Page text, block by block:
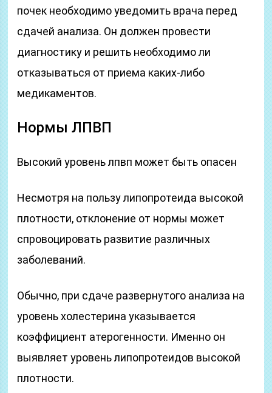
почек необходимо уведомить врача перед
сдачей анализа. Он должен провести
диагностику и решить необходимо ли
отказываться от приема каких-либо
медикаментов.
Нормы ЛПВП
Высокий уровень лпвп может быть опасен
Несмотря на пользу липопротеида высокой
плотности, отклонение от нормы может
спровоцировать развитие различных
заболеваний.
Обычно, при сдаче развернутого анализа на
уровень холестерина указывается
коэффициент атерогенности. Именно он
выявляет уровень липопротеидов высокой
плотности.